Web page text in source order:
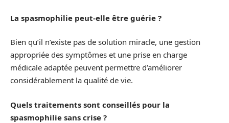
La spasmophilie peut-elle être guérie ?
Bien qu’il n’existe pas de solution miracle, une gestion
appropriée des symptômes et une prise en charge
médicale adaptée peuvent permettre d’améliorer
considérablement la qualité de vie.
Quels traitements sont conseillés pour la
spasmophilie sans crise ?